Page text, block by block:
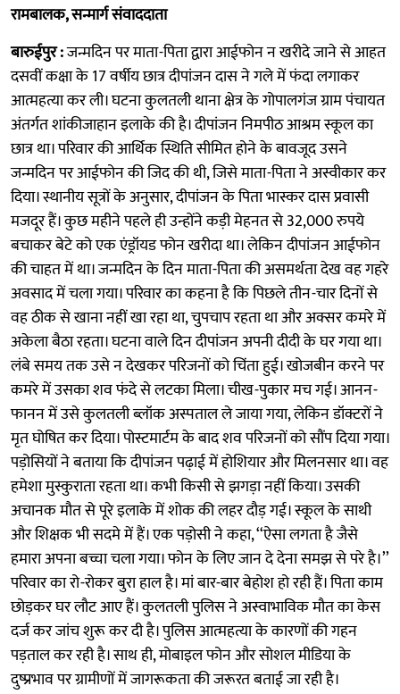
रामबालक, सन्मार्ग संवाददाता
बारुईपुर :जन्मदिन पर माता-पिता द्वारा आईफोन न खरीदे जाने से आहत
दसवीं कक्षा के 17 वर्षीय छात्र दीपांजन दास ने गले में फंदा लगाकर
आत्महत्या कर ली। घटना कुलतली थाना क्षेत्र के गोपालगंज ग्राम पंचायत
अंतर्गत शांकीजाहान इलाके की है। दीपांजन निमपीठ आश्रम स्कूल का
छात्र था। परिवार की आर्थिक स्थिति सीमित होने के बावजूद उसने
जन्मदिन पर आईफोन की जिद की थी, जिसे माता-पिता ने अस्वीकार कर
दिया। स्थानीय सूत्रों के अनुसार, दीपांजन के पिता भास्कर दास प्रवासी
मजदूर हैं। कुछ महीने पहले ही उन्होंने कड़ी मेहनत से 32,000 रुपये
बचाकर बेटे को एक एंड्रॉयड फोन खरीदा था। लेकिन दीपांजन आईफोन
की चाहत में था। जन्मदिन के दिन माता-पिता की असमर्थता देख वह गहरे
अवसाद में चला गया। परिवार का कहना है कि पिछले तीन-चार दिनों से
वह ठीक से खाना नहीं खा रहा था, चुपचाप रहता था और अक्सर कमरे में
अकेला बैठा रहता। घटना वाले दिन दीपांजन अपनी दीदी के घर गया था।
लंबे समय तक उसे न देखकर परिजनों को चिंता हुई। खोजबीन करने पर
कमरे में उसका शव फंदे से लटका मिला। चीख-पुकार मच गई। आनन-
फानन में उसे कुलतली ब्लॉक अस्पताल ले जाया गया, लेकिन डॉक्टरों ने
मृत घोषित कर दिया। पोस्टमार्टम के बाद शव परिजनों को सौंप दिया गया।
पड़ोसियों ने बताया कि दीपांजन पढ़ाई में होशियार और मिलनसार था। वह
हमेशा मुस्कुराता रहता था। कभी किसी से झगड़ा नहीं किया। उसकी
अचानक मौत से पूरे इलाके में शोक की लहर दौड़ गई। स्कूल के साथी
और शिक्षक भी सदमे में हैं। एक पड़ोसी ने कहा, ‘‘ऐसा लगता है जैसे
हमारा अपना बच्चा चला गया। फोन के लिए जान दे देना समझ से परे है।’’
परिवार का रो-रोकर बुरा हाल है। मां बार-बार बेहोश हो रही हैं। पिता काम
छोड़कर घर लौट आए हैं। कुलतली पुलिस ने अस्वाभाविक मौत का केस
दर्ज कर जांच शुरू कर दी है। पुलिस आत्महत्या के कारणों की गहन
पड़ताल कर रही है। साथ ही, मोबाइल फोन और सोशल मीडिया के
दुष्प्रभाव पर ग्रामीणों में जागरूकता की जरूरत बताई जा रही है।